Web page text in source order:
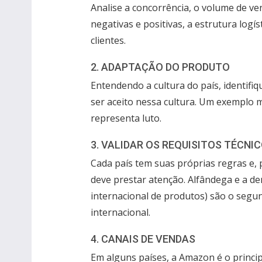
Analise a concorrência, o volume de
negativas e positivas, a estrutura
clientes.
2. ADAPTAÇÃO DO PRODUTO
Entendendo a cultura do país,
ser aceito nessa cultura. Um exemplo
representa luto.
3. VALIDAR OS REQUISITOS
Cada país tem suas próprias regras
deve prestar atenção. Alfândega e a
internacional de produtos) são o
internacional.
4. CANAIS DE VENDAS
Em alguns países, a Amazon é o